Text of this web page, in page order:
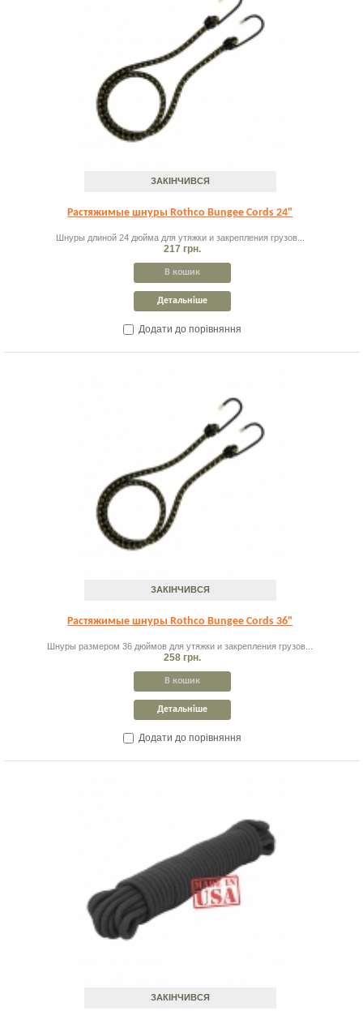
ЗАКІНЧИВСЯ
Растяжимые шнуры Rothco Bungee Cords 24"
Шнуры длиной 24 дюйма для утяжки и закрепления грузов...
217 грн.
В кошик
Детальніше
Додати до порівняння
ЗАКІНЧИВСЯ
Растяжимые шнуры Rothco Bungee Cords 36"
Шнуры размером 36 дюймов для утяжки и закрепления грузов...
258 грн.
В кошик
Детальніше
Додати до порівняння
ЗАКІНЧИВСЯ